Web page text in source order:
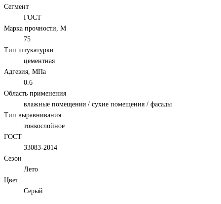
Сегмент
ГОСТ
Марка прочности, М
75
Тип штукатурки
цементная
Адгезия, МПа
0.6
Область применения
влажные помещения / сухие помещения / фасады
Тип выравнивания
тонкослойное
ГОСТ
33083-2014
Сезон
Лето
Цвет
Серый